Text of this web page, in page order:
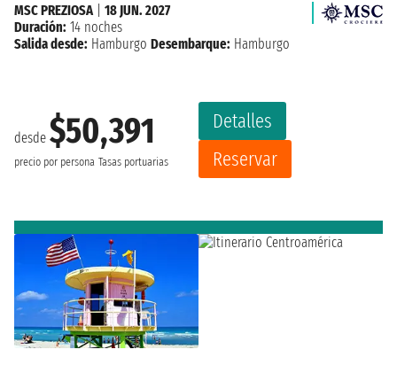
desde $50,391
precio por persona Tasas portuarias
Detalles
Reservar
MSC PREZIOSA
18 JUN. 2027
Duración: 14 noches
Salida desde: Hamburgo Desembarque: Hamburgo